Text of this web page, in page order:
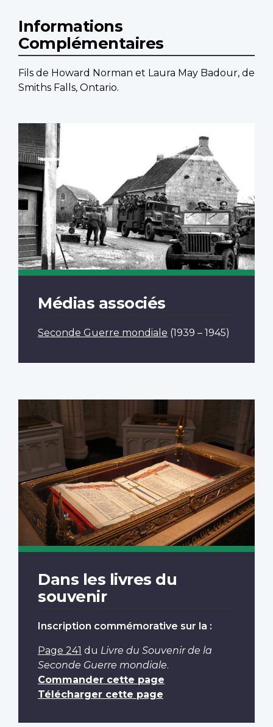
Informations
Complémentaires
Fils de Howard Norman et Laura May Badour, de
Smiths Falls, Ontario.
Médias associés
Seconde Guerre mondiale (1939 – 1945)
Dans les livres du
souvenir
Inscription commémorative sur la :
Page 241 du Livre du Souvenir de la
Seconde Guerre mondiale.
Commander cette page
Télécharger cette page